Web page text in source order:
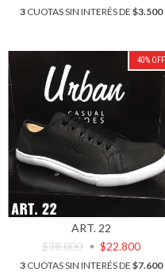
3CUOTAS SIN INTERÉS DE $3.500
40% OFF
ART. 22
$38.000
$22.800
3CUOTAS SIN INTERÉS DE $7.600